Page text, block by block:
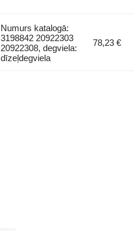
Numurs katalogā:
3198842 20922303
20922308, degviela:
dīzeļdegviela
78,23 €